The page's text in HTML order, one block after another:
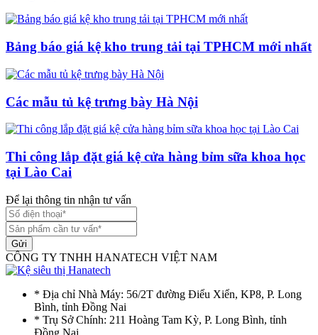
Bảng báo giá kệ kho trung tải tại TPHCM mới nhất
Các mẫu tủ kệ trưng bày Hà Nội
Thi công lắp đặt giá kệ cửa hàng bỉm sữa khoa học
tại Lào Cai
Để lại thông tin nhận tư vấn
Gửi
CÔNG TY TNHH HANATECH VIỆT NAM
* Địa chỉ Nhà Máy: 56/2T đường Điểu Xiển, KP8, P. Long
Bình, tỉnh Đồng Nai
* Trụ Sở Chính: 211 Hoàng Tam Kỳ, P. Long Bình, tỉnh
Đồng Nai